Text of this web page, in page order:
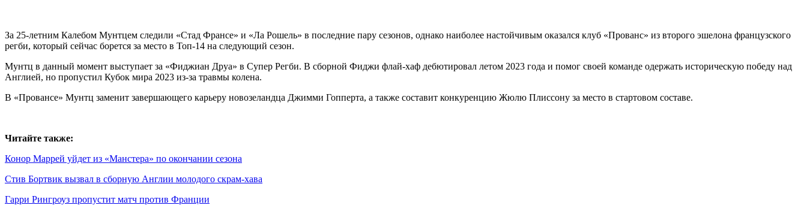
За 25-летним Калебом Мунтцем следили «Стад Франсе» и «Ла Рошель» в последние пару сезонов, однако наиболее настойчивым оказался клуб «Прованс» из второго эшелона французского
регби, который сейчас борется за место в Топ-14 на следующий сезон.
Мунтц в данный момент выступает за «Фиджиан Друа» в Супер Регби. В сборной Фиджи флай-хаф дебютировал летом 2023 года и помог своей команде одержать историческую победу над
Англией, но пропустил Кубок мира 2023 из-за травмы колена.
В «Провансе» Мунтц заменит завершающего карьеру новозеландца Джимми Гопперта, а также составит конкуренцию Жюлю Плиссону за место в стартовом составе.
Читайте также:
Конор Маррей уйдет из «Манстера» по окончании сезона
Стив Бортвик вызвал в сборную Англии молодого скрам-хава
Гарри Рингроуз пропустит матч против Франции